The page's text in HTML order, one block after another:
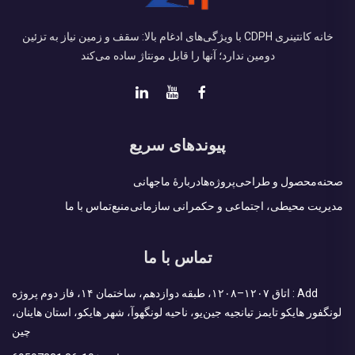
خانه کانتینری CDPH با ویژگی‌های ادغام بالا: سقف و زمین نیاز به تزئین
دومین ندارد؛ آنها را قابل مونتاژ ساده می‌کند
پیوندهای سریع
صحنهمحصول و طراحیپروژه‌هادربارهٔ ماجهانی
مدیریت محیطی، اجتماعی و حکمرانی سازمانیمنبعتماس با ما
تماس با ما
Add : اتاق ۱۲۰۷–۱۲۰۸، طبقه دوازدهم، ساختمان ۱۴، فاز دوم پروژه
لونگفور هایکو تایمز تیانجیه جین‌یو، ناحیه لونگهوآ، شهر هایکو، استان هاینان،
چین